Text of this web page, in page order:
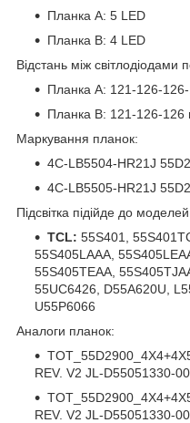
Планка A: 5 LED
Планка B: 4 LED
Відстань між світлодіодами
Планка A: 121-126-
Планка B: 121-126-126
Маркування планок:
4C-LB5504-HR21J
4C-LB5505-HR21J
Підсвітка підійде до
TCL: 55S401,
55S405LAAA,
55S405TEAA,
55UC6426, D55A620U,
U55P6066
Аналоги планок:
REV. V2 JL-D55051330-
REV. V2 JL-D55051330-